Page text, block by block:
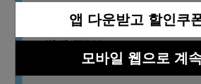
앱 다운받고 할인쿠
모바일 웹으로 계